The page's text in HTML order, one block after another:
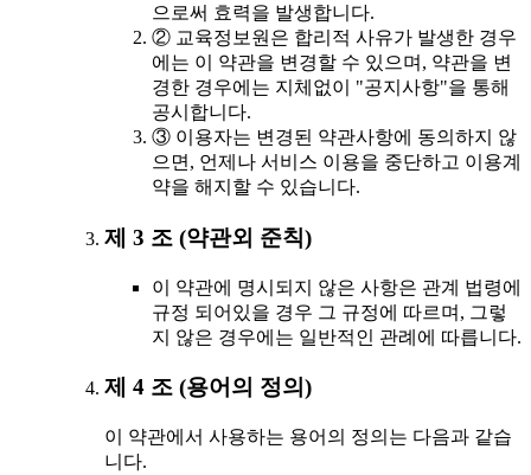
으로써 효력을 발생합니다.
② 교육정보원은 합리적 사유가 발생한 경우
에는 이 약관을 변경할 수 있으며, 약관을 변
경한 경우에는 지체없이 "공지사항"을 통해
공시합니다.
③ 이용자는 변경된 약관사항에 동의하지 않
으면, 언제나 서비스 이용을 중단하고 이용계
약을 해지할 수 있습니다.
제 3 조 (약관외 준칙)
이 약관에 명시되지 않은 사항은 관계 법령에
규정 되어있을 경우 그 규정에 따르며, 그렇
지 않은 경우에는 일반적인 관례에 따릅니다.
제 4 조 (용어의 정의)
이 약관에서 사용하는 용어의 정의는 다음과 같습
니다.